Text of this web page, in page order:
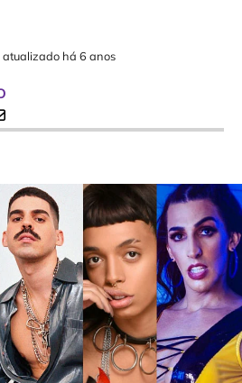
atualizado há 6 anos